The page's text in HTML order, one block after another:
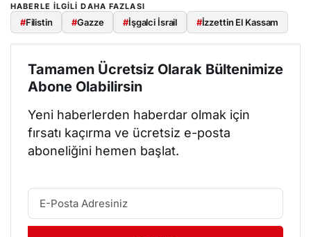
HABERLE ILGILI DAHA FAZLASI
#Filistin #Gazze #İşgalci İsrail #İzzettin El Kassam
Tamamen Ücretsiz Olarak Bültenimize
Abone Olabilirsin
Yeni haberlerden haberdar olmak için
fırsatı kaçırma ve ücretsiz e-posta
aboneliğini hemen başlat.